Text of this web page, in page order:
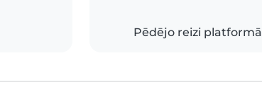
Pēdējo reizi platformā